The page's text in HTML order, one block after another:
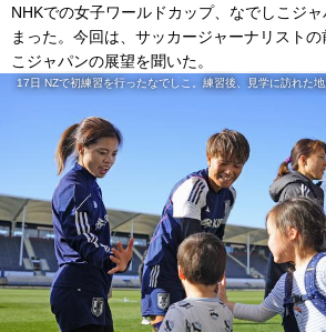
NHKでの女子ワールドカップ、なでしこジ
まった。今回は、サッカージャーナリスト
こジャパンの展望を聞いた。